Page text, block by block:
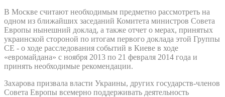
В Москве считают необходимым предметно рассмотреть на
одном из ближайших заседаний Комитета министров Совета
Европы нынешний доклад, а также отчет о мерах, принятых
украинской стороной по итогам первого доклада этой Группы
СЕ - о ходе расследования событий в Киеве в ходе
«евромайдана» с ноября 2013 по 21 февраля 2014 года и
принять необходимые рекомендации.
Захарова призвала власти Украины, других государств-членов
Совета Европы всемерно поддерживать деятельность